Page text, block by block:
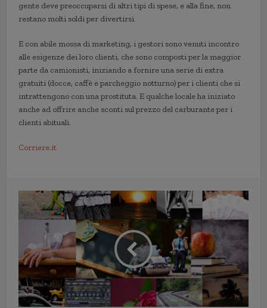
gente deve preoccuparsi di altri tipi di spese, e alla fine, non
restano molti soldi per divertirsi.
E con abile mossa di marketing, i gestori sono venuti incontro
alle esigenze dei loro clienti, che sono composti per la maggior
parte da camionisti, iniziando a fornire una serie di extra
gratuiti (docce, caffè e parcheggio notturno) per i clienti che si
intrattengono con una prostituta. E qualche locale ha iniziato
anche ad offrire anche sconti sul prezzo del carburante per i
clienti abituali.
Corriere.it